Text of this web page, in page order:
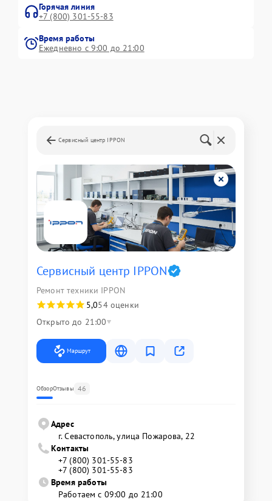
Горячая линия
+7 (800) 301-55-83
Время работы
Ежедневно с 9:00 до 21:00
Сервисный центр IPPON
Сервисный центр IPPON
Ремонт техники IPPON
5,054 оценки
Открыто до 21:00
Маршрут
ОбзорОтзывы 46
Адрес
г. Севастополь, улица Пожарова, 22
Контакты
+7 (800) 301-55-83
+7 (800) 301-55-83
Время работы
Работаем с 09:00 до 21:00